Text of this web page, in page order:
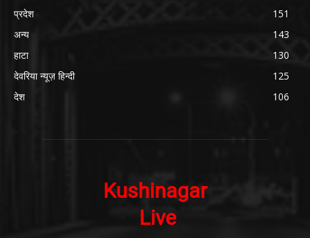
प्रदेश
151
अन्य
143
हाटा
130
देवरिया न्यूज़ हिन्दी
125
देश
106